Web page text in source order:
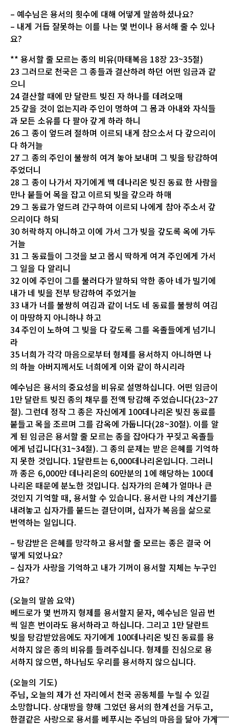
– 예수님은 용서의 횟수에 대해 어떻게 말씀하셨나요?
– 내게 거듭 잘못하는 이를 나는 몇 번이나 용서해 줄 수 있나
요?
** 용서할 줄 모르는 종의 비유(마태복음 18장 23~35절)
23 그러므로 천국은 그 종들과 결산하려 하던 어떤 임금과 같
으니
24 결산할 때에 만 달란트 빚진 자 하나를 데려오매
25 갚을 것이 없는지라 주인이 명하여 그 몸과 아내와 자식들
과 모든 소유를 다 팔아 갚게 하라 하니
26 그 종이 엎드려 절하며 이르되 내게 참으소서 다 갚으리이
다 하거늘
27 그 종의 주인이 불쌍히 여겨 놓아 보내며 그 빚을 탕감하여
주었더니
28 그 종이 나가서 자기에게 백 데나리온 빚진 동료 한 사람을
만나 붙들어 목을 잡고 이르되 빚을 갚으라 하매
29 그 동료가 엎드려 간구하여 이르되 나에게 참아 주소서 갚
으리이다 하되
30 허락하지 아니하고 이에 가서 그가 빚을 갚도록 옥에 가두
거늘
31 그 동료들이 그것을 보고 몹시 딱하게 여겨 주인에게 가서
그 일을 다 알리니
32 이에 주인이 그를 불러다가 말하되 악한 종아 네가 빌기에
내가 네 빚을 전부 탕감하여 주었거늘
33 내가 너를 불쌍히 여김과 같이 너도 네 동료를 불쌍히 여김
이 마땅하지 아니하냐 하고
34 주인이 노하여 그 빚을 다 갚도록 그를 옥졸들에게 넘기니
라
35 너희가 각각 마음으로부터 형제를 용서하지 아니하면 나
의 하늘 아버지께서도 너희에게 이와 같이 하시리라
예수님은 용서의 중요성을 비유로 설명하십니다. 어떤 임금이
1만 달란트 빚진 종의 채무를 전액 탕감해 주었습니다(23~27
절). 그런데 정작 그 종은 자신에게 100데나리온 빚진 동료를
붙들고 목을 조르며 그를 감옥에 가둡니다(28~30절). 이를 알
게 된 임금은 용서할 줄 모르는 종을 잡아다가 꾸짖고 옥졸들
에게 넘깁니다(31~34절). 그 종의 문제는 받은 은혜를 기억하
지 못한 것입니다. 1달란트는 6,000데나리온입니다. 그러니
까 종은 6,000만 데나리온의 60만분의 1에 해당하는 100데
나리온 때문에 분노한 것입니다. 십자가의 은혜가 얼마나 큰
것인지 기억할 때, 용서할 수 있습니다. 용서란 나의 계산기를
내려놓고 십자가를 붙드는 결단이며, 십자가 복음을 삶으로
번역하는 일입니다.
– 탕감받은 은혜를 망각하고 용서할 줄 모르는 종은 결국 어
떻게 되었나요?
– 십자가 사랑을 기억하고 내가 기꺼이 용서할 지체는 누구인
가요?
(오늘의 말씀 요약)
베드로가 몇 번까지 형제를 용서할지 묻자, 예수님은 일곱 번
씩 일흔 번이라도 용서하라고 하십니다. 그리고 1만 달란트
빚을 탕감받았음에도 자기에게 100데나리온 빚진 동료를 용
서하지 않은 종의 비유를 들려주십니다. 형제를 진심으로 용
서하지 않으면, 하나님도 우리를 용서하지 않으십니다.
(오늘의 기도)
주님, 오늘의 제가 선 자리에서 천국 공동체를 누릴 수 있길
소망합니다. 상대방을 향해 그었던 용서의 한계선을 거두고,
한결같은 사랑으로 용서를 베푸시는 주님의 마음을 닮아 가게